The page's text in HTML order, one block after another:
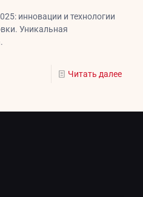
инновации и технологии
Уникальная
Читать далее